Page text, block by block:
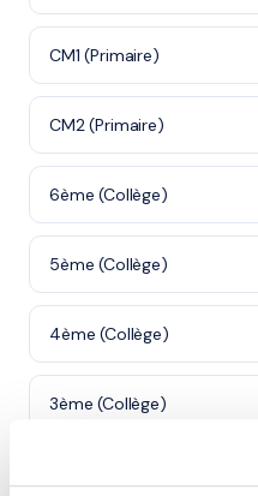
CM1 (Primaire)
CM2 (Primaire)
6ème (Collège)
5ème (Collège)
4ème (Collège)
3ème (Collège)